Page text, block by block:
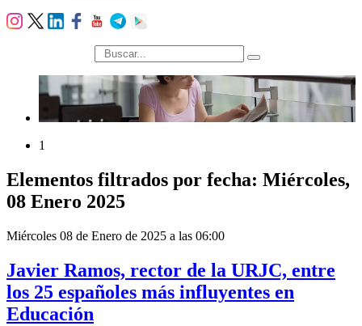
búsqueda
1
Elementos filtrados por fecha: Miércoles,
08 Enero 2025
Miércoles 08 de Enero de 2025 a las 06:00
Javier Ramos, rector de la URJC, entre
los 25 españoles más influyentes en
Educación